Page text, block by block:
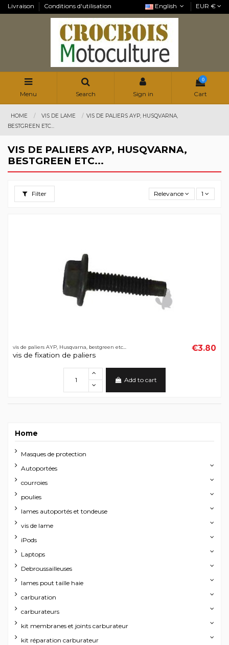
Livraison Conditions d'utilisation English EUR €
Menu Search Sign in
0
Cart
HOME VIS DE LAME
VIS DE PALIERS AYP, HUSQVARNA,
BESTGREEN ETC...
VIS DE PALIERS AYP, HUSQVARNA,
BESTGREEN ETC...
Filter Relevance 1
vis de paliers AYP, Husqvarna, bestgreen etc...
vis de fixation de paliers
€3.80
Add to cart
Home
Masques de protection
Autoportées
courroies
poulies
lames autoportés et tondeuse
vis de lame
iPods
Laptops
Debroussailleuses
lames pout taille haie
carburation
carburateurs
kit membranes et joints carburateur
kit réparation carburateur